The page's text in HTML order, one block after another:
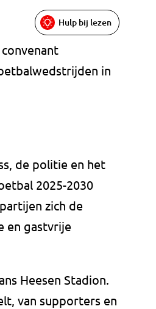
Hulp bij lezen
in
de politie en het
2025-2030
zich de
en gastvrije
Heesen Stadion.
van supporters en